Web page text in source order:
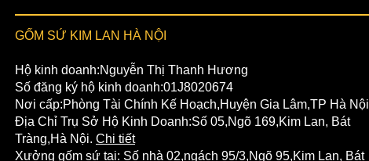
GỐM SỨ KIM LAN HÀ NỘI
Hộ kinh doanh:Nguyễn Thị Thanh Hương
Số đăng ký hộ kinh doanh:01J8020674
Nơi cấp:Phòng Tài Chính Kế Hoạch,Huyện Gia Lâm,TP Hà Nội
Địa Chỉ Trụ Sở Hộ Kinh Doanh:Số 05,Ngõ 169,Kim Lan, Bát
Tràng,Hà Nội. Chi tiết
Xưởng gốm sứ tại: Số nhà 02,ngách 95/3,Ngõ 95,Kim Lan, Bát